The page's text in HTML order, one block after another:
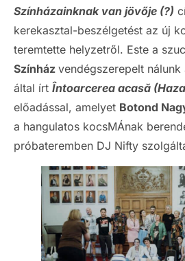
Színházainknak van jövője (?)
kerekasztal-beszélgetést az új
teremtette helyzetről. Este a
Színház vendégszerepelt
által írt Întoarcerea acasă
előadással, amelyet Botond
a hangulatos kocsMÁnak
próbateremben DJ Nifty